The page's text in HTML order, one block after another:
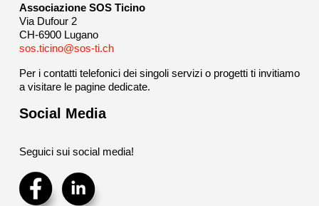
Associazione SOS Ticino
Via Dufour 2
CH-6900 Lugano
sos.ticino@sos-ti.ch
Per i contatti telefonici dei singoli servizi o progetti ti invitiamo
a visitare le pagine dedicate.
Social Media
Seguici sui social media!